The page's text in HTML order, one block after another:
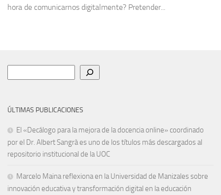
hora de comunicarnos digitalmente? Pretender...
ÚLTIMAS PUBLICACIONES
El «Decálogo para la mejora de la docencia online» coordinado
por el Dr. Albert Sangrà es uno de los títulos más descargados al
repositorio institucional de la UOC
Marcelo Maina reflexiona en la Universidad de Manizales sobre
innovación educativa y transformación digital en la educación